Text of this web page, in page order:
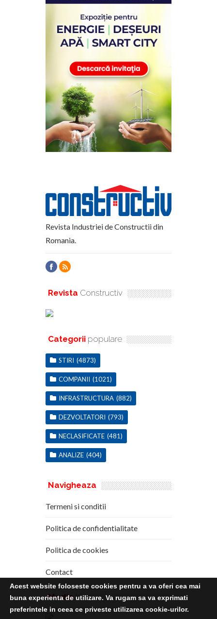
Revista Industriei de Constructii din
Romania.
Revista Constructiv
Categorii populare
STIRI (4873)
COMPANII (1021)
INFRASTRUCTURA (882)
DEZVOLTATORI (793)
NECLASIFICATE (481)
ANALIZE (404)
Navigheaza
Termeni si conditii
Politica de confidentialitate
Politica de cookies
Contact
Media Kit
Acest website foloseste cookies pentru a va oferi cea mai
buna experienta de utilizare. Va rugam sa va exprimati
preferintele in ceea ce priveste utilizarea cookie-urilor.